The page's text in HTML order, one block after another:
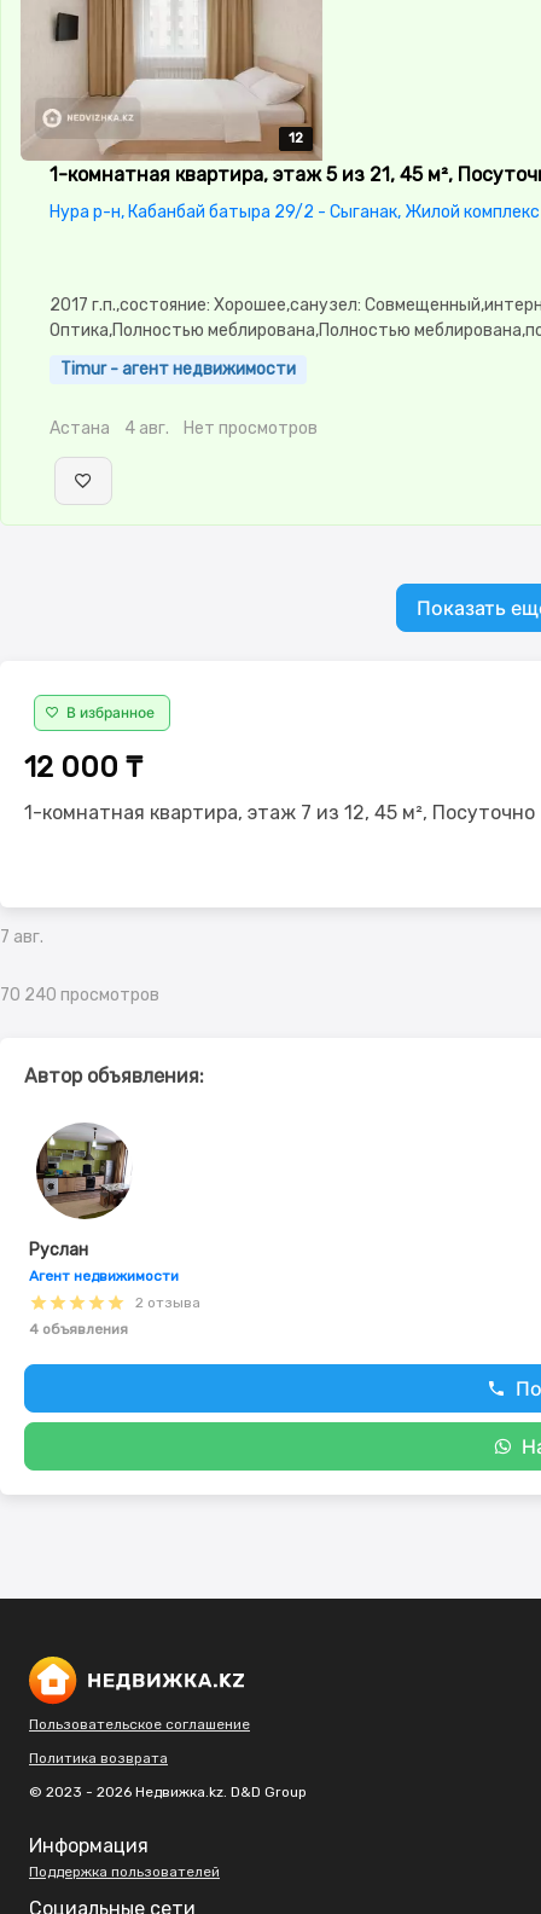
12
12
12
12
12
1-комнатная квартира, этаж 5 из 21, 45 м²,
Нура р-н, Кабанбай батыра 29/2 - Сыганак, Жилой
2017 г.п.,состояние: Хорошее,санузел:
Оптика,Полностью меблирована,Полностью
2.9,паркинг: Паркинг,Охрана,Домофон,Кодовый
замок,Видеонаблюдение,Комнаты
автомат,Кабельное ТВ,Телевизор,Бесплатный Wi-Fi
Timur - агент недвижимости
Астана 4 авг. Нет просмотров
Показать
В избранное
12 000 ₸
1-комнатная квартира, этаж 7 из 12, 45 м²,
7 авг.
70 240 просмотров
Автор объявления:
Руслан
Агент недвижимости
2 отзыва
4 объявления
Пользовательское соглашение
Политика возврата
© 2023 - 2026 Недвижка.kz. D&D Group
Информация
Поддержка пользователей
Социальные сети